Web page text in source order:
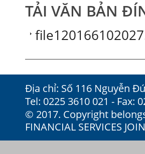
TẢI VĂN BẢN
Địa chỉ: Số 116 Nguyễn
Tel: 0225 3610 021 - Fax:
© 2017. Copyright
FINANCIAL SERVICES